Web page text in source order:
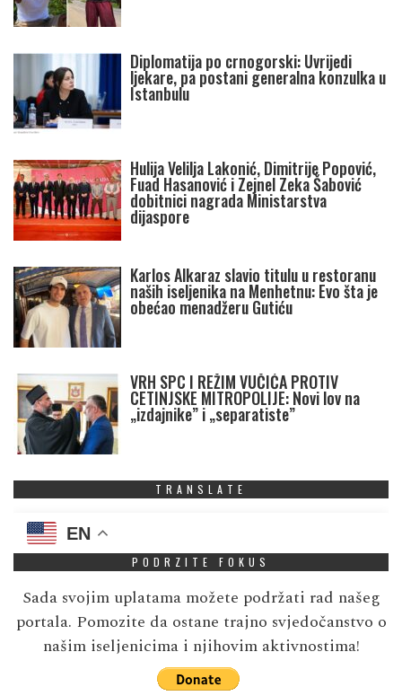
Diplomatija po crnogorski: Uvrijedi
ljekare, pa postani generalna konzulka u
Istanbulu
Hulija Velilja Lakonić, Dimitrije Popović,
Fuad Hasanović i Zejnel Zeka Šabović
dobitnici nagrada Ministarstva
dijaspore
Karlos Alkaraz slavio titulu u restoranu
naših iseljenika na Menhetnu: Evo šta je
obećao menadžeru Gutiću
VRH SPC I REŽIM VUČIĆA PROTIV
CETINJSKE MITROPOLIJE: Novi lov na
„izdajnike” i „separatiste”
TRANSLATE
EN
PODRZITE FOKUS
Sada svojim uplatama možete podržati rad našeg
portala. Pomozite da ostane trajno svjedočanstvo o
našim iseljenicima i njihovim aktivnostima!